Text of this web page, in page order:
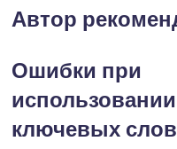
Автор
Ошибки при
использовании
ключевых слов